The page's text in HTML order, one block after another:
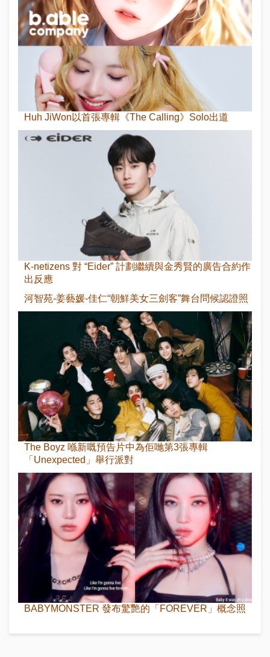
Huh JiWon以首張專輯《The Calling》Solo出道
K-netizens 對 “Eider” 計劃繼續與金秀賢的廣告合約作
出反應
河智苑-姜藝媛-佳仁“朝鮮美女三劍客”舞台問候認證照
The Boyz 喺新嘅預告片中為佢哋第3張專輯
「Unexpected」舉行派對
BABYMONSTER 發布驚艷的「FOREVER」概念照